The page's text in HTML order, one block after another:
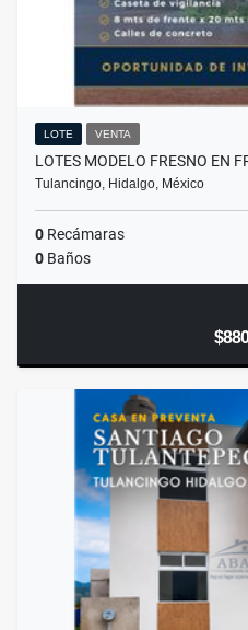
LOTE VENTA
LOTES MODELO FRESNO EN
Tulancingo, Hidalgo, México
0 Recámaras
0 Baños